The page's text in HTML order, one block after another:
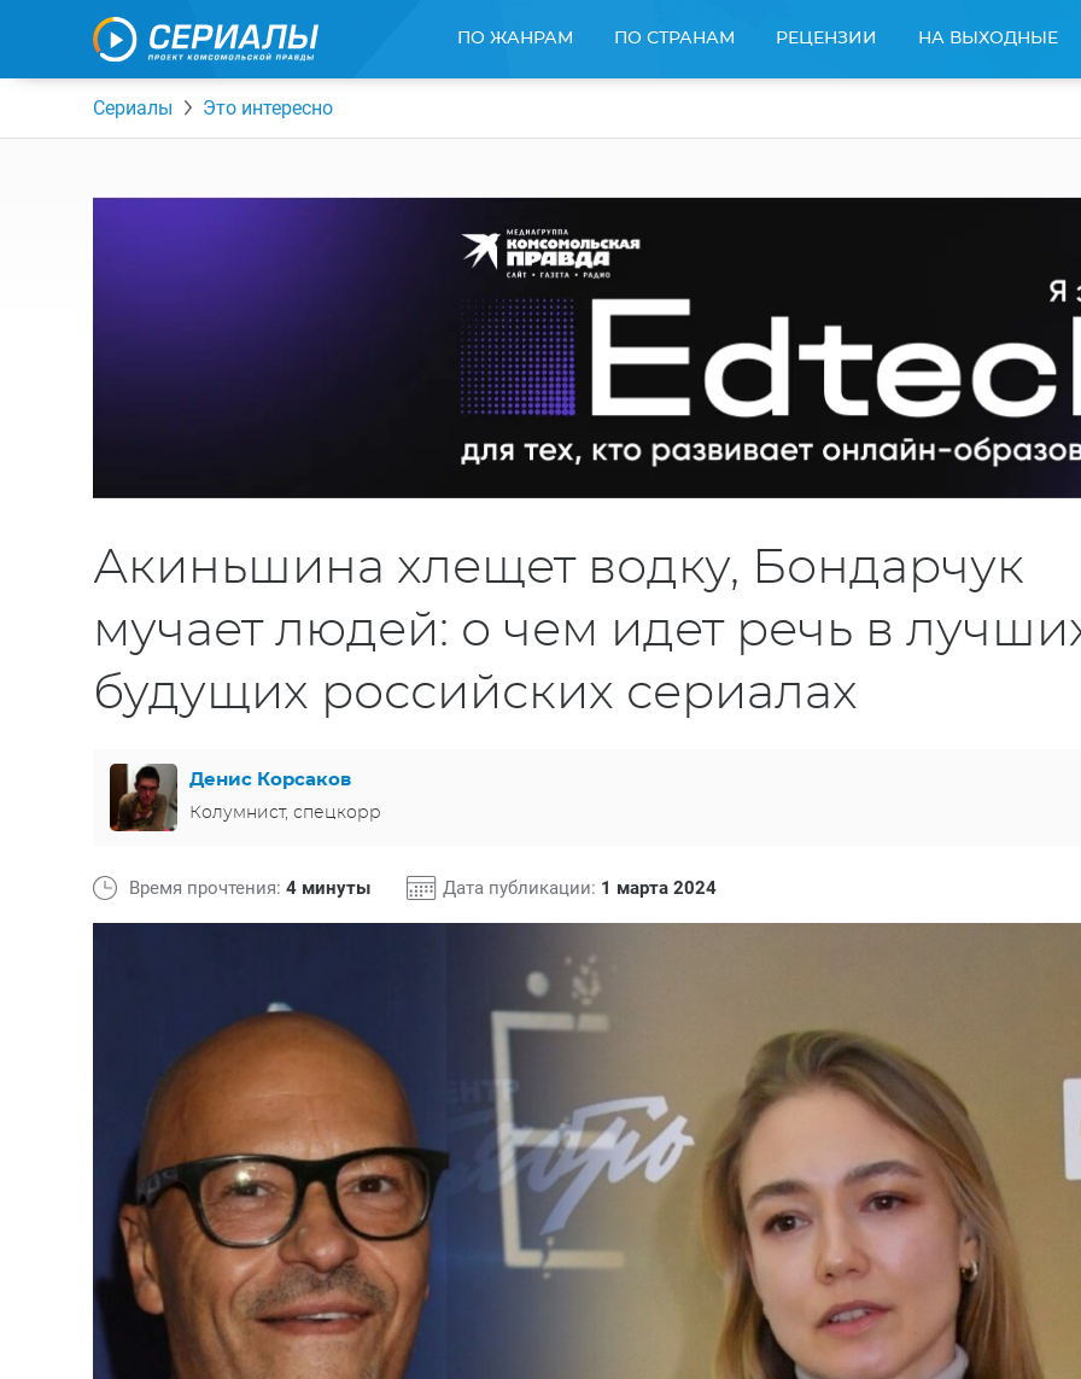
ПО ЖАНРАМ ПО СТРАНАМ РЕЦЕНЗИИ НА ВЫХОДНЫЕ
Сериалы Это интересно
Акиньшина хлещет водку, Бондарчук
мучает людей: о чем идет речь в
будущих российских сериалах
Денис Корсаков
Колумнист, спецкорр
Время прочтения: 4 минуты Дата публикации: 1 марта 2024